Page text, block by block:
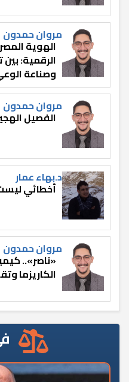
مروان حمدون
الهوية
الرقمية:
وصناعة
مروان حمدون
الفصيل
د.بهاء عمار
أخطائي
مروان حمدون
«ناصر»..
الكاريزما